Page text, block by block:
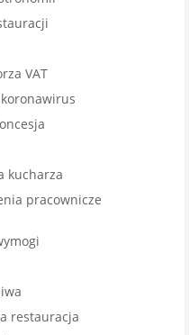
VAT
kucharza
pracownicze
restauracja